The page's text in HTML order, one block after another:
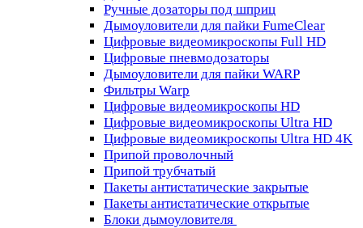
Ручные дозаторы под шприц
Дымоуловители для пайки FumeClear
Цифровые видеомикроскопы Full HD
Цифровые пневмодозаторы
Дымоуловители для пайки WARP
Фильтры Warp
Цифровые видеомикроскопы HD
Цифровые видеомикроскопы Ultra HD
Цифровые видеомикроскопы Ultra HD 4K
Припой проволочный
Припой трубчатый
Пакеты антистатические закрытые
Пакеты антистатические открытые
Блоки дымоуловителя